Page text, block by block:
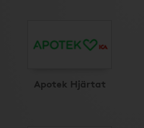
Apotek Hjärtat